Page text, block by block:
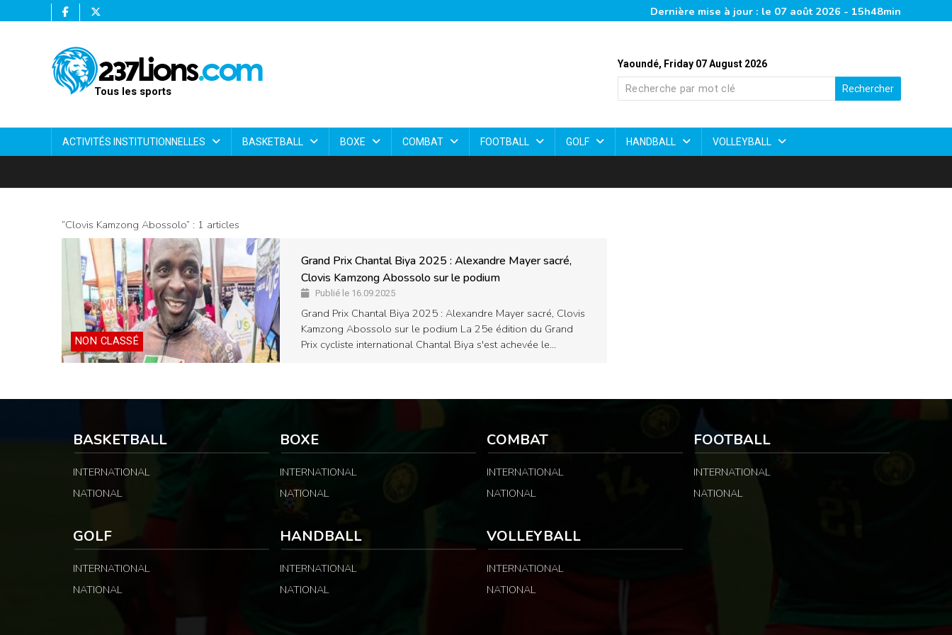
Dernière mise à jour : le 07 août 2026 - 15h48min
Yaoundé, Friday 07 August 2026
Rechercher
Tous les sports
ACTIVITÉS INSTITUTIONNELLES BASKETBALL BOXE COMBAT FOOTBALL GOLF HANDBALL VOLLEYBALL
“Clovis Kamzong Abossolo” : 1 articles
NON CLASSÉ
Grand Prix Chantal Biya 2025 : Alexandre Mayer sacré,
Clovis Kamzong Abossolo sur le podium
Publié le 16.09.2025
Grand Prix Chantal Biya 2025 : Alexandre Mayer sacré, Clovis
Kamzong Abossolo sur le podium La 25e édition du Grand
Prix cycliste international Chantal Biya s'est achevée le…
BASKETBALL
INTERNATIONAL
NATIONAL
BOXE
INTERNATIONAL
NATIONAL
COMBAT
INTERNATIONAL
NATIONAL
FOOTBALL
INTERNATIONAL
NATIONAL
GOLF
INTERNATIONAL
NATIONAL
HANDBALL
INTERNATIONAL
NATIONAL
VOLLEYBALL
INTERNATIONAL
NATIONAL